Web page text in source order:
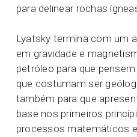
para delinear rochas
Lyatsky termina com um
em gravidade e
petróleo para que
que costumam ser
também para que
base nos primeiros
processos matemáticos